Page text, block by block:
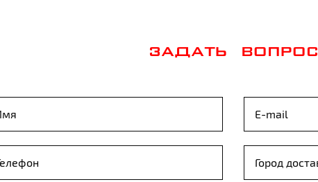
ЗАДАТЬ ВОПРОС